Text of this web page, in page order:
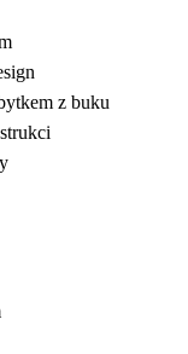
z buku